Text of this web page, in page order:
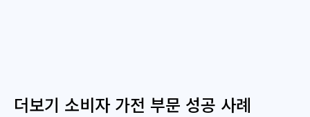
더보기 소비자 가전 부문 성공 사례